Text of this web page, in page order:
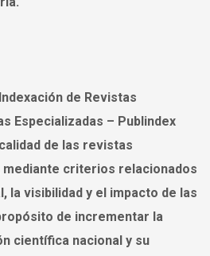
de Revistas
Especializadas – Publindex
de las revistas
mediante criterios relacionados
la visibilidad y el impacto de las
de incrementar la
científica nacional y su